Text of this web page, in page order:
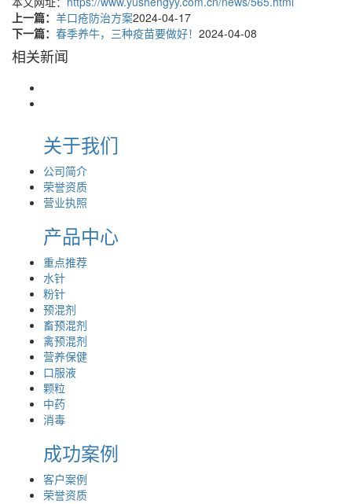
上一篇： 羊口疮防治方案2024-04-17
下一篇： 春季养牛，三种疫苗要做好！ 2024-04-08
相关新闻
关于我们
公司简介
荣誉资质
营业执照
产品中心
重点推荐
水针
粉针
预混剂
畜预混剂
禽预混剂
营养保健
口服液
颗粒
中药
消毒
成功案例
客户案例
荣誉资质